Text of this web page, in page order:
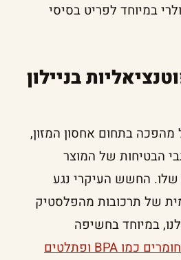
במיוחד לפריט בסיסי
בניילון
מהפכה בתחום אחסון המזון,
הבטיחות של המוצר
החשש העיקרי נגע
של תרכובות מהפלסטיק
במיוחד בחשיפה
חומרים כמו BPA ופתלטים